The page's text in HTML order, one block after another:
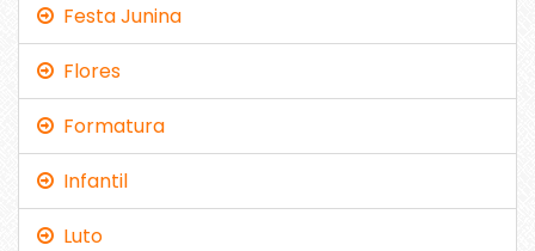
Festa Junina
Flores
Formatura
Infantil
Luto